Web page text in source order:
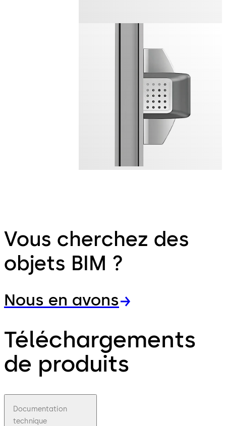
Vous cherchez des
objets BIM ?
Nous en avons
Téléchargements
de produits
Documentation
technique